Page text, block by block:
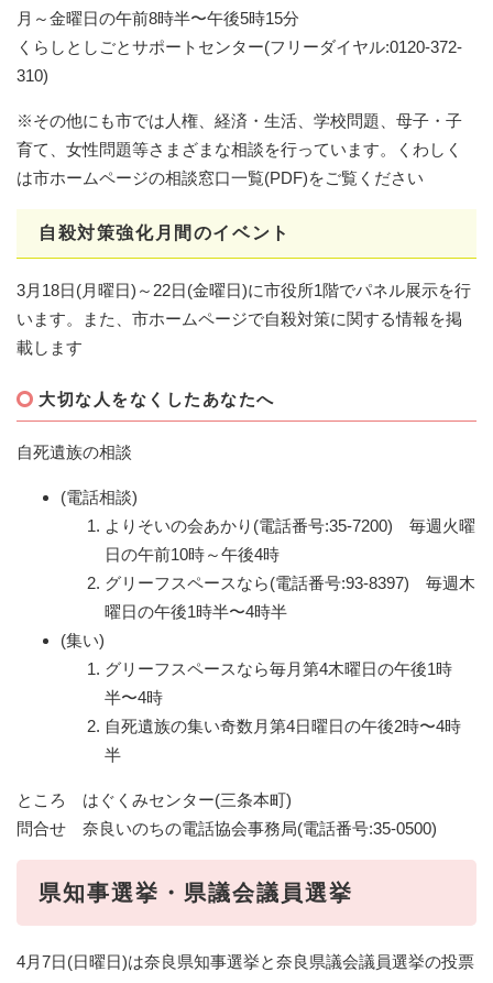
月～金曜日の午前8時半〜午後5時15分
くらしとしごとサポートセンター(フリーダイヤル:0120-372-
310)
※その他にも市では人権、経済・生活、学校問題、母子・子
育て、女性問題等さまざまな相談を行っています。くわしく
は市ホームページの相談窓口一覧(PDF)をご覧ください
自殺対策強化月間のイベント
3月18日(月曜日)～22日(金曜日)に市役所1階でパネル展示を行
います。また、市ホームページで自殺対策に関する情報を掲
載します
大切な人をなくしたあなたへ
自死遺族の相談
(電話相談)
よりそいの会あかり(電話番号:35-7200) 毎週火曜
日の午前10時～午後4時
グリーフスペースなら(電話番号:93-8397) 毎週木
曜日の午後1時半〜4時半
(集い)
グリーフスペースなら毎月第4木曜日の午後1時
半〜4時
自死遺族の集い奇数月第4日曜日の午後2時〜4時
半
ところ はぐくみセンター(三条本町)
問合せ 奈良いのちの電話協会事務局(電話番号:35-0500)
県知事選挙・県議会議員選挙
4月7日(日曜日)は奈良県知事選挙と奈良県議会議員選挙の投票